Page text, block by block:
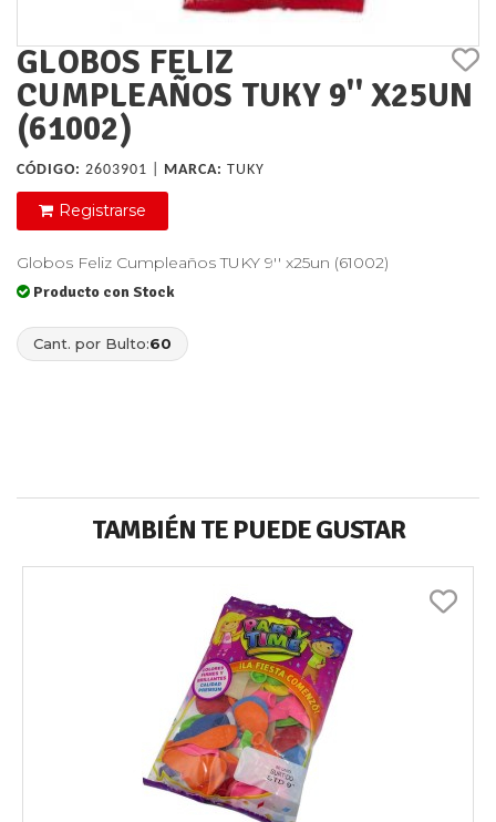
GLOBOS FELIZ
CUMPLEAÑOS TUKY 9'' X25UN
(61002)
CÓDIGO: 2603901 | MARCA: TUKY
Registrarse
Globos Feliz Cumpleaños TUKY 9'' x25un (61002)
Producto con Stock
Cant. por Bulto:60
TAMBIÉN TE PUEDE GUSTAR